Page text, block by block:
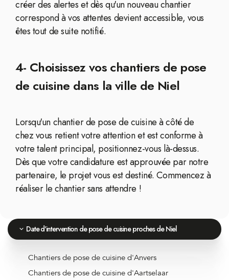
créer des alertes et dès qu'un nouveau chantier
correspond à vos attentes devient accessible, vous
êtes tout de suite notifié.
4- Choisissez vos chantiers de pose
de cuisine dans la ville de Niel
Lorsqu'un chantier de pose de cuisine à côté de
chez vous retient votre attention et est conforme à
votre talent principal, positionnez-vous là-dessus.
Dès que votre candidature est approuvée par notre
partenaire, le projet vous est destiné. Commencez à
réaliser le chantier sans attendre !
Date d'intervention de pose de cuisine proches de Niel
Chantiers de pose de cuisine d'Anvers
Chantiers de pose de cuisine d'Aartselaar